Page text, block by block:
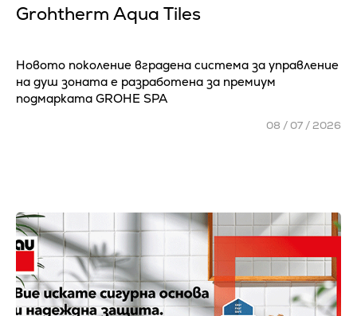
Grohtherm Aqua Tiles
Новото поколение вградена система за управление
на душ зоната е разработена за премиум
подмарката GROHE SPA
08 / 07 / 2026